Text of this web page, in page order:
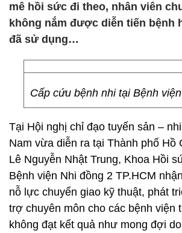
mê hồi sức đi theo, nhân viên
không nắm được diễn tiến bệnh
đã sử dụng…
Cấp cứu bệnh nhi tại Bệnh
Tại Hội nghị chỉ đạo tuyến sản –
Nam vừa diễn ra tại Thành phố Hồ
Lê Nguyễn Nhật Trung, Khoa Hồi
Bệnh viện Nhi đồng 2 TP.HCM
nỗ lực chuyển giao kỹ thuật, phát
trợ chuyên môn cho các bệnh viện
không đạt kết quả như mong đợi